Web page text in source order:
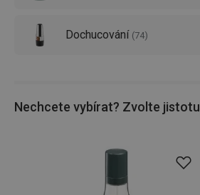
Dochucování (74)
Nechcete vybírat? Zvolte jistotu